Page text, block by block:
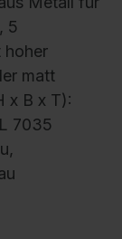
5
hoher
matt
x B x T):
7035